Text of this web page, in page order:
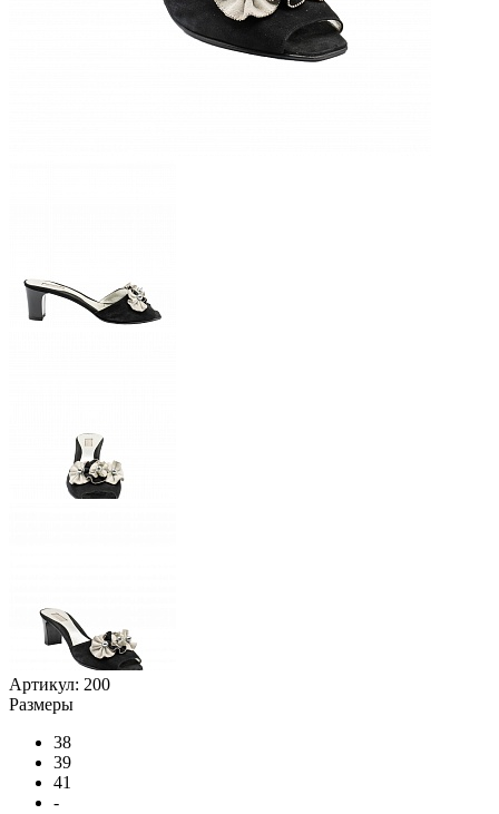
Артикул: 200
Размеры
38
39
41
-